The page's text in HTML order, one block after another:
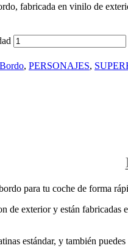
fabricada en vinilo de
, PERSONAJES,
para tu coche de forma
de exterior y están
estándar, y también